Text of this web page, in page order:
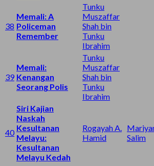
38
Memali: A
Policeman
Remember
Tunku
Muszaffar
Shah bin
Tunku
Ibrahim
39
Memali:
Kenangan
Seorang Polis
Tunku
Muszaffar
Shah bin
Tunku
Ibrahim
40
Siri Kajian
Naskah
Kesultanan
Melayu:
Kesultanan
Melayu Kedah
Rogayah A.
Hamid
Salim